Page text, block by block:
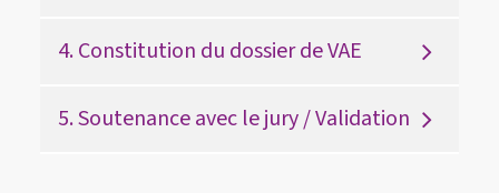
4. Constitution du dossier de VAE
5. Soutenance avec le jury / Validation